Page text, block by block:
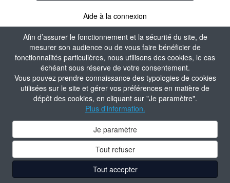
Afin d’assurer le fonctionnement et la sécurité du site, de
mesurer son audience ou de vous faire bénéficier de
fonctionnalités particulières, nous utilisons des cookies, le cas
échéant sous réserve de votre consentement.
Vous pouvez prendre connaissance des typologies de cookies
utilisées sur le site et gérer vos préférences en matière de
dépôt des cookies, en cliquant sur "Je paramètre".
Plus d'information.
Je paramètre
Tout refuser
Tout accepter
Aide à la connexion